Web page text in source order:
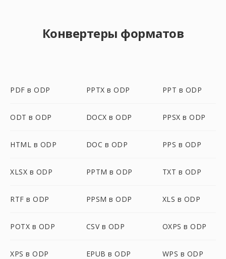
Конвертеры форматов
PDF в ODP PPTX в ODP PPT в ODP
ODT в ODP DOCX в ODP PPSX в ODP
HTML в ODP DOC в ODP PPS в ODP
XLSX в ODP PPTM в ODP TXT в ODP
RTF в ODP PPSM в ODP XLS в ODP
POTX в ODP CSV в ODP OXPS в ODP
XPS в ODP EPUB в ODP WPS в ODP